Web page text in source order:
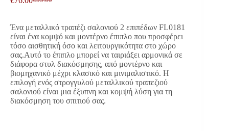
Original
was:
€95.00.
Η
τιμή
είναι:
€76.00.
Ένα μεταλλικό τραπέζι σαλονιού 2 επιπέδων FL0181
είναι ένα κομψό και μοντέρνο έπιπλο που προσφέρει
τόσο αισθητική όσο και λειτουργικότητα στο χώρο
σας.Αυτό το έπιπλο μπορεί να ταιριάξει αρμονικά σε
διάφορα στυλ διακόσμησης, από μοντέρνο και
βιομηχανικό μέχρι κλασικό και μινιμαλιστικό. Η
επιλογή ενός στρογγυλού μεταλλικού τραπεζιού
σαλονιού είναι μια έξυπνη και κομψή λύση για τη
διακόσμηση του σπιτιού σας.